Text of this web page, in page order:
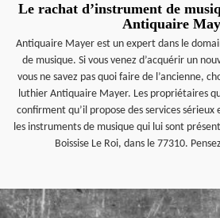
Le rachat d’instrument de
Antiquaire
Antiquaire Mayer est un expert dans le
de musique. Si vous venez d’acquérir un
vous ne savez pas quoi faire de l’ancienne,
luthier Antiquaire Mayer. Les propriétaires
confirment qu’il propose des services sérieux
les instruments de musique qui lui sont
Boissise Le Roi, dans le 77310.